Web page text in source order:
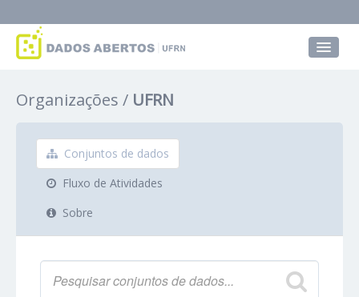
Grupos
Sobre
Organizações UFRN
Conjuntos de dados
Fluxo de Atividades
Sobre